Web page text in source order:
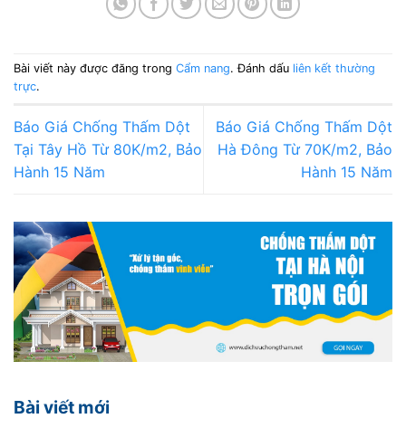
Bài viết này được đăng trong Cẩm nang. Đánh dấu liên kết thường
trực.
Báo Giá Chống Thấm Dột
Tại Tây Hồ Từ 80K/m2, Bảo
Hành 15 Năm
Báo Giá Chống Thấm Dột
Hà Đông Từ 70K/m2, Bảo
Hành 15 Năm
Bài viết mới